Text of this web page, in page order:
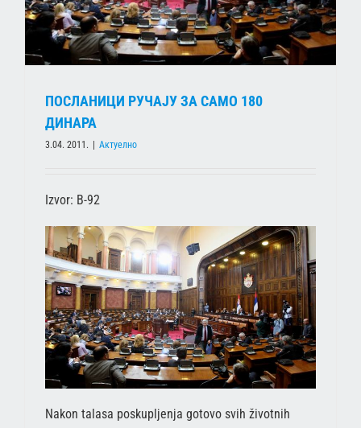
ПОСЛАНИЦИ РУЧАЈУ ЗА САМО 180
ДИНАРА
3.04. 2011. Актуелно
Izvor: B-92
Nakon talasa poskupljenja gotovo svih životnih